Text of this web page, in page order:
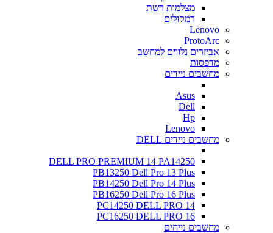
מצלמות רשת
רמקולים
Lenovo
ProtoArc
אביזרים נלווים למחשב
מדפסות
מחשבים ניידים
Asus
Dell
Hp
Lenovo
מחשבים ניידים DELL
DELL PRO PREMIUM 14 PA14250
PB13250 Dell Pro 13 Plus
PB14250 Dell Pro 14 Plus
PB16250 Dell Pro 16 Plus
PC14250 DELL PRO 14
PC16250 DELL PRO 16
מחשבים נייחים